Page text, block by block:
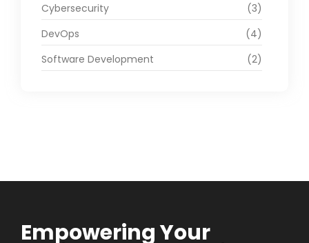
Cybersecurity
(3)
DevOps
(4)
Software Development
(2)
Empowering Your